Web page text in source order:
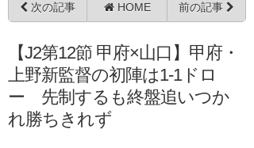
次の記事 HOME 前の記事
【J2第12節 甲府×山口】甲府・
上野新監督の初陣は1-1ドロ
ー 先制するも終盤追いつか
れ勝ちきれず